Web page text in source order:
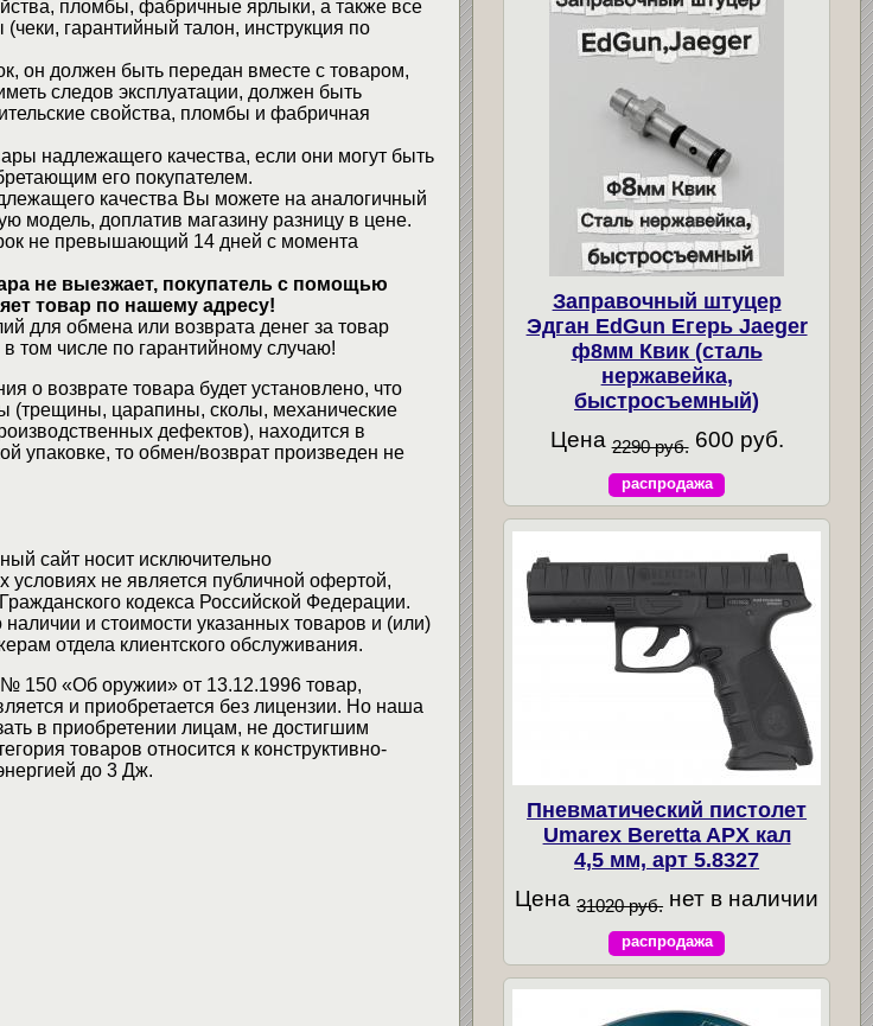
пломбы, фабричные ярлыки, а также все
гарантийный талон, инструкция по
он должен быть передан вместе с товаром,
следов эксплуатации, должен быть
свойства, пломбы и фабричная
надлежащего качества, если они могут быть
его покупателем.
качества Вы можете на аналогичный
модель, доплатив магазину разницу в цене.
не превышающий 14 дней с момента
не выезжает, покупатель с помощью
товар по нашему адресу!
для обмена или возврата денег за товар
том числе по гарантийному случаю!
о возврате товара будет установлено, что
(трещины, царапины, сколы, механические
дефектов), находится в
упаковке, то обмен/возврат произведен не
сайт носит исключительно
не является публичной офертой,
кодекса Российской Федерации.
и стоимости указанных товаров и (или)
отдела клиентского обслуживания.
150 «Об оружии» от 13.12.1996 товар,
и приобретается без лицензии. Но наша
в приобретении лицам, не достигшим
товаров относится к конструктивно-
до 3 Дж.
Заправочный штуцер
Эдган EdGun Егерь Jaeger
ф8мм Квик (сталь
нержавейка,
быстросъемный)
Цена 2290 руб. 600 руб.
распродажа
Пневматический пистолет
Umarex Beretta APX кал
4,5 мм, арт 5.8327
Цена31020 руб. нет в наличии
распродажа